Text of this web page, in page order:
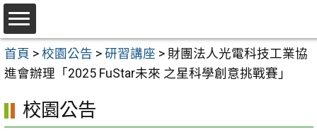
跳
至
主
要
區
首頁 > 校園公告 > 研習講座 > 財團法人光電科技工業協
進會辦理「2025 FuStar未來 之星科學創意挑戰賽」
校園公告
選
單